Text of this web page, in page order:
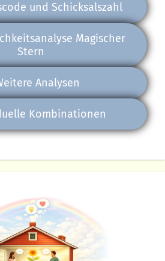
und Schicksalszahl
Magischer
Stern
Analysen
Kombinationen